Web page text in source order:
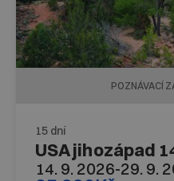
POZNÁVACÍ
15 dní
USA jihozápad
14. 9. 2026-29. 9.